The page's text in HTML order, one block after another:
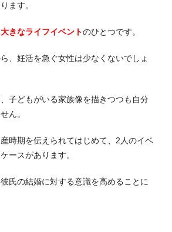
ます。
大きなライフイベントのひとつです。
、妊活を急ぐ女性は少なくないでしょ
子どもがいる家族像を描きつつも自分
ん。
時期を伝えられてはじめて、2人のイベ
ースがあります。
氏の結婚に対する意識を高めることに